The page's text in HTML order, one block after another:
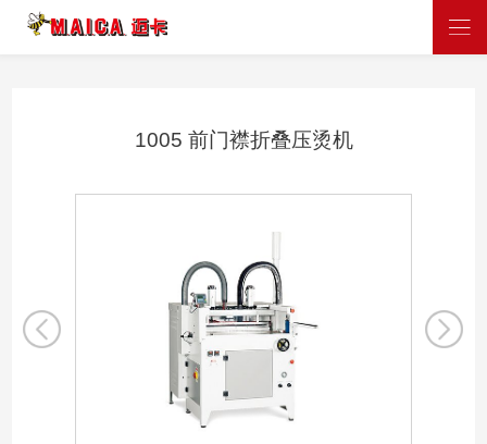
1005 前门襟折叠压烫机